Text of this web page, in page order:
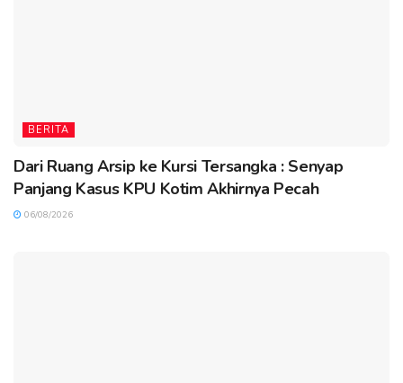
BERITA
Dari Ruang Arsip ke Kursi Tersangka : Senyap
Panjang Kasus KPU Kotim Akhirnya Pecah
06/08/2026